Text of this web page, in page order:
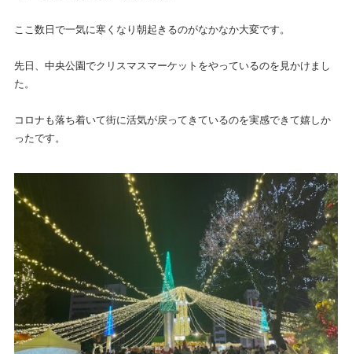
ここ数日で一気に寒くなり朝起きるのがなかなか大変です。
先日、中央公園でクリスマスマーケットをやっているのを見かけまし
た。
コロナも落ち着いて街に活気が戻ってきているのを実感できて嬉しか
ったです。